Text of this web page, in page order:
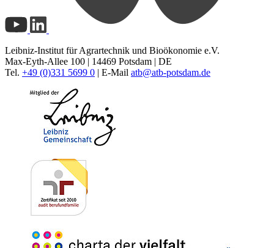
Leibniz-Institut für Agrartechnik und Bioökonomie e.V.
Max-Eyth-Allee 100 | 14469 Potsdam | DE
Tel. +49 (0)331 5699 0 | E-Mail atb@atb-potsdam.de